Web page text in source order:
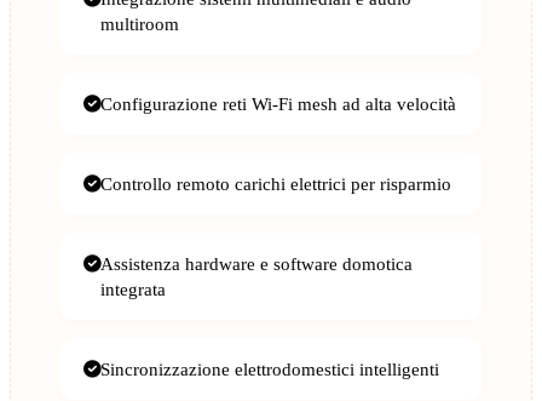
multiroom
Configurazione reti Wi-Fi mesh ad alta velocità
Controllo remoto carichi elettrici per risparmio
Assistenza hardware e software domotica
integrata
Sincronizzazione elettrodomestici intelligenti